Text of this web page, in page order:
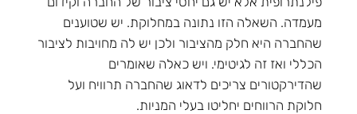
מעמדה. השאלה הזו נתונה במחלוקת. יש שטוענים
שהחברה היא חלק מהציבור ולכן יש לה מחויבות לציבור
הכללי ואז זה לגיטימי. ויש כאלה שאומרים
שהדירקטורים צריכים לדאוג שהחברה תרוויח ועל
חלוקת הרווחים יחליטו בעלי המניות.